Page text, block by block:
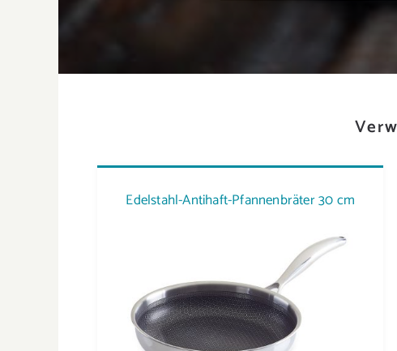
Edelstahl-Antihaft-Pfannenbräter 30 cm